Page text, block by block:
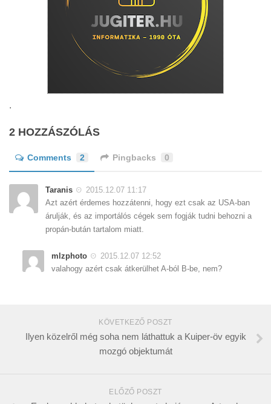
.
2 HOZZÁSZÓLÁS
Comments 2 Pingbacks 0
Taranis
2015.12.07 11:17
Azt azért érdemes hozzátenni, hogy ezt csak az USA-ban
árulják, és az importálós cégek sem fogják tudni behozni a
propán-bután tartalom miatt.
mlzphoto
2015.12.07 12:52
valahogy azért csak átkerülhet A-ból B-be, nem?
KÖVETKEZŐ POSZT
Ilyen közelről még soha nem láthattuk a Kuiper-öv egyik
mozgó objektumát
ELŐZŐ POSZT